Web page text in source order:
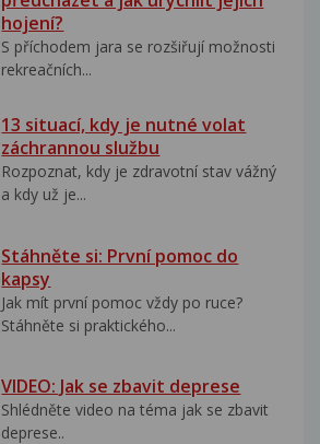
hojení?
S příchodem jara se rozšiřují možnosti
rekreačních...
13 situací, kdy je nutné volat
záchrannou službu
Rozpoznat, kdy je zdravotní stav vážný
a kdy už je...
Stáhněte si: První pomoc do
kapsy
Jak mít první pomoc vždy po ruce?
Stáhněte si praktického...
VIDEO: Jak se zbavit deprese
Shlédněte video na téma jak se zbavit
deprese..